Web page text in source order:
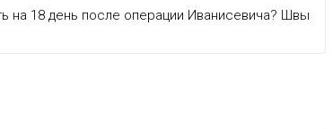
на 18 день после операции Иванисевича? Швы